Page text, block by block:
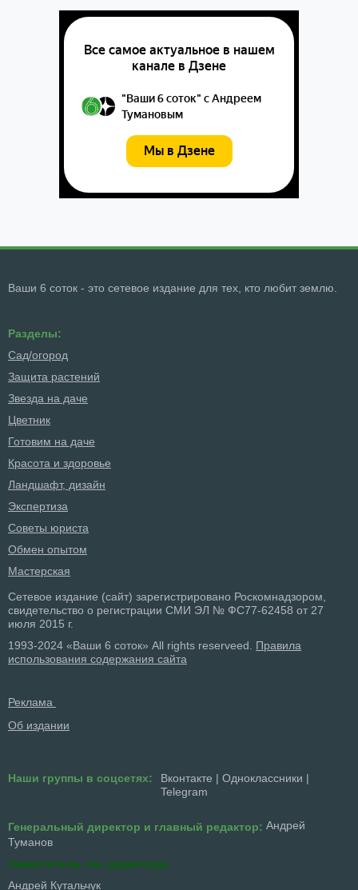
Ваши 6 соток - это сетевое издание для тех, кто любит землю.
Разделы:
Сад/огород
Защита растений
Звезда на даче
Цветник
Готовим на даче
Красота и здоровье
Ландшафт, дизайн
Экспертиза
Советы юриста
Обмен опытом
Мастерская
Сетевое издание (сайт) зарегистрировано Роскомнадзором,
свидетельство о регистрации СМИ ЭЛ № ФС77-62458 от 27
июля 2015 г.
1993-2024 «Ваши 6 соток» All rights reserveed. Правила
использования содержания сайта
Реклама
Об издании
Наши группы в соцсетях: Вконтакте | Одноклассники |
Telegram
Генеральный директор и главный редактор: Андрей
Туманов
Заместитель ген. директора
Андрей Кутальчук